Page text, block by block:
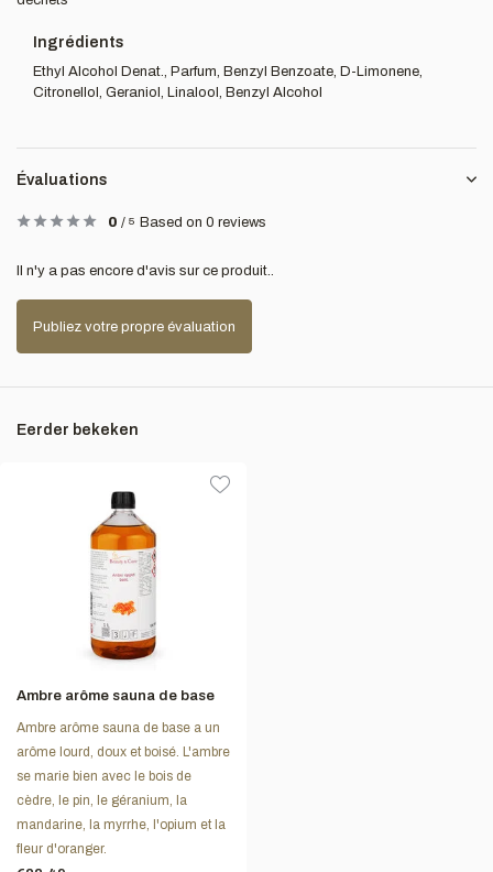
Ingrédients
Ethyl Alcohol Denat., Parfum, Benzyl Benzoate, D-Limonene,
Citronellol, Geraniol, Linalool, Benzyl Alcohol
Évaluations
0 / 5 Based on 0 reviews
Il n'y a pas encore d'avis sur ce produit..
Publiez votre propre évaluation
Eerder bekeken
Ambre arôme sauna de base
Ambre arôme sauna de base a un
arôme lourd, doux et boisé. L'ambre
se marie bien avec le bois de
cèdre, le pin, le géranium, la
mandarine, la myrrhe, l'opium et la
fleur d'oranger.